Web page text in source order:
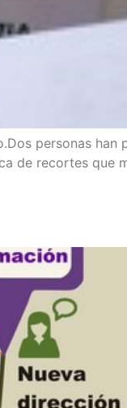
per­so­nas han
de recor­tes que